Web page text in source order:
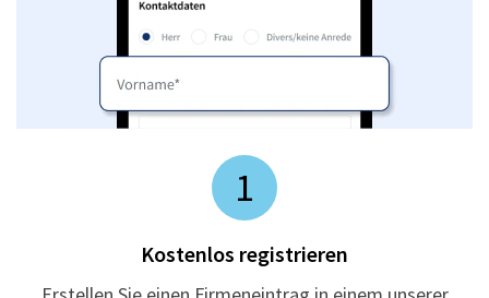
1
Kostenlos registrieren